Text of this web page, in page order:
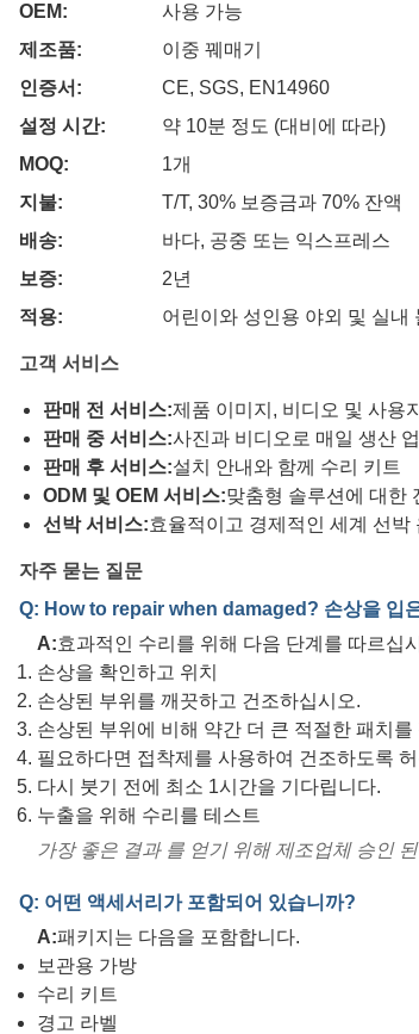
OEM:
사용 가능
제조품:
이중 꿰매기
인증서:
CE, SGS, EN14960
설정 시간:
약 10분 정도 (대비에 따라)
MOQ:
1개
지불:
T/T, 30% 보증금과 70% 잔액
배송:
바다, 공중 또는 익스프레스
보증:
2년
적용:
어린이와 성인용 야외 및 실내
고객 서비스
판매 전 서비스:제품 이미지, 비디오 및 사용
판매 중 서비스:사진과 비디오로 매일 생산
판매 후 서비스:설치 안내와 함께 수리 키트
ODM 및 OEM 서비스:맞춤형 솔루션에 대한
선박 서비스:효율적이고 경제적인 세계 선박
자주 묻는 질문
Q: How to repair when damaged? 손상을 입
A:효과적인 수리를 위해 다음 단계를 따르십
손상을 확인하고 위치
손상된 부위를 깨끗하고 건조하십시오.
손상된 부위에 비해 약간 더 큰 적절한 패치를
필요하다면 접착제를 사용하여 건조하도록
다시 붓기 전에 최소 1시간을 기다립니다.
누출을 위해 수리를 테스트
가장 좋은 결과 를 얻기 위해 제조업체 승인
Q: 어떤 액세서리가 포함되어 있습니까?
A:패키지는 다음을 포함합니다.
보관용 가방
수리 키트
경고 라벨